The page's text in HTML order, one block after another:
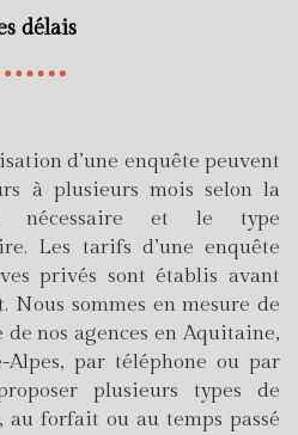
délais
d’une enquête peuvent
à plusieurs mois selon la
nécessaire et le type
Les tarifs d’une enquête
privés sont établis avant
Nous sommes en mesure de
nos agences en Aquitaine,
Alpes, par téléphone ou par
plusieurs types de
forfait ou au temps passé